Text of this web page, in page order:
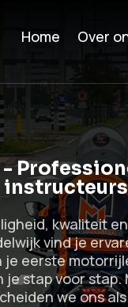
Home Over
kwaliteit
vind je
eerste
stap voor
we ons